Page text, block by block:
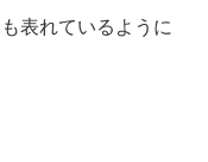
表れているように